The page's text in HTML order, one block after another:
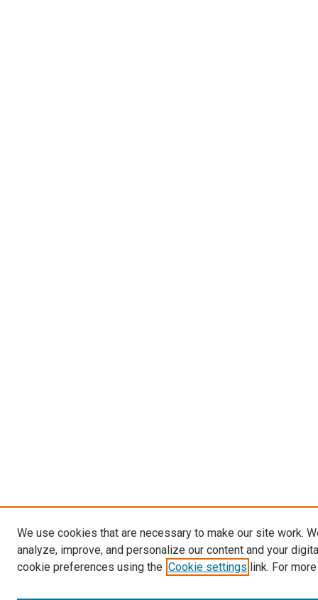
We use cookies that are necessary to make our site work.
analyze, improve, and personalize our content and your
cookie preferences using the Cookie settings link. For